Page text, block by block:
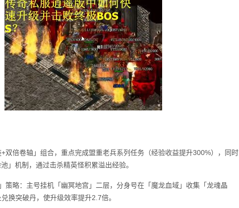
双倍卷轴」组合，重点完成盟重老兵系列任务（经验收益提升300%），同时
」机制，通过击杀精英怪积累溢出经验。
策略：主号挂机「幽冥地宫」二层，分身号在「魔龙血域」收集「龙魂晶
换突破丹，使升级效率提升2.7倍。